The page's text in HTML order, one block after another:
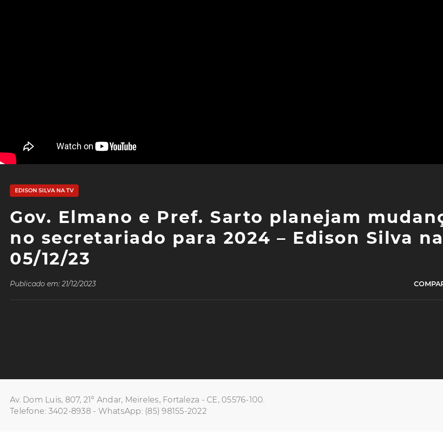
EDISON SILVA NA TV
Gov. Elmano e Pref. Sarto planejam
no secretariado para 2024 – Edison Silva
05/12/23
Publicado em: 21/12/2023
Av. Dom Luis, 807, 21º Andar, Meireles, Fortaleza - CE, 05576-100.
Telefone: 3402-8938 - WhatsApp: (85) 98155-2022